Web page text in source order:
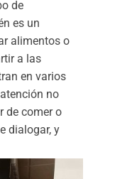
de
es un
alimentos o
a las
en varios
no
de comer o
dialogar, y